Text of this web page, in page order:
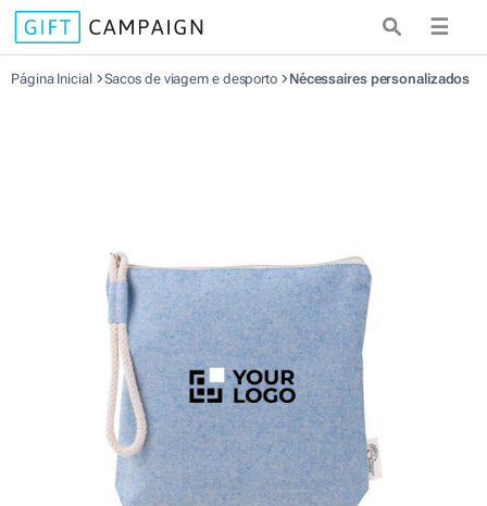
☰
Página Inicial Sacos de viagem e desporto Nécessaires personalizados